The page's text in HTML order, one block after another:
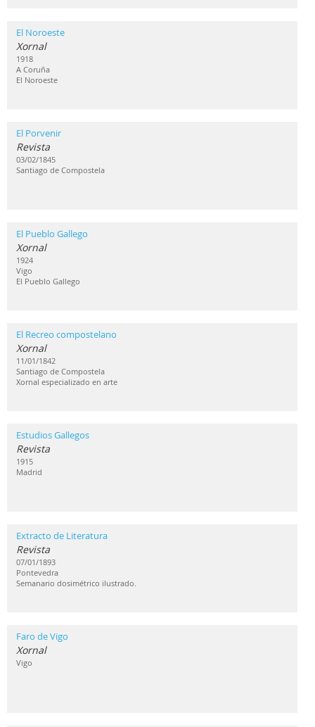
El Noroeste
Xornal
1918
A Coruña
El Noroeste
El Porvenir
Revista
03/02/1845
Santiago de Compostela
El Pueblo Gallego
Xornal
1924
Vigo
El Pueblo Gallego
El Recreo compostelano
Xornal
11/01/1842
Santiago de Compostela
Xornal especializado en arte
Estudios Gallegos
Revista
1915
Madrid
Extracto de Literatura
Revista
07/01/1893
Pontevedra
Semanario dosimétrico ilustrado.
Faro de Vigo
Xornal
Vigo